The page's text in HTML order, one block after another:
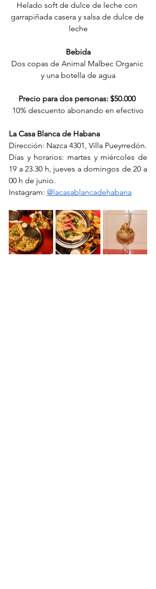
Helado soft de dulce de leche con
garrapiñada casera y salsa de dulce de
leche
Bebida
Dos copas de Animal Malbec Organic
y una botella de agua
Precio para dos personas: $50.000
10% descuento abonando en efectivo
La Casa Blanca de Habana
Dirección: Nazca 4301, Villa Pueyrredón.
Días y horarios: martes y miércoles de
19 a 23.30 h, jueves a domingos de 20 a
00 h de junio.
Instagram: @lacasablancadehabana